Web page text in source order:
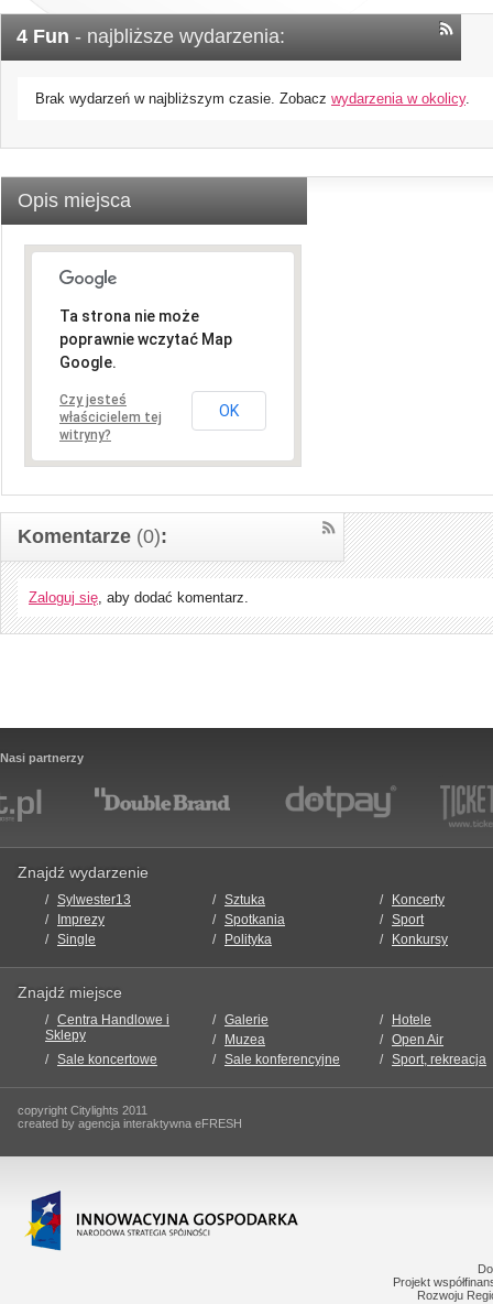
4 Fun - najbliższe wydarzenia:
Brak wydarzeń w najbliższym czasie. Zobacz wydarzenia w okolicy.
Opis miejsca
Ta strona nie może
poprawnie wczytać Map
Google.
Czy jesteś
właścicielem tej
witryny?
OK
Komentarze (0):
Zaloguj się, aby dodać komentarz.
Nasi partnerzy
Znajdź wydarzenie
Sylwester13 Sztuka
Koncerty
Imprezy
Spotkania
Sport
Single
Polityka Konkursy
Znajdź miejsce
Centra Handlowe i
Sklepy
Galerie
Hotele
Muzea
Open Air
Sale koncertowe
Sale konferencyjne Sport, rekreacja
copyright Citylights 2011
created by agencja interaktywna eFRESH
Projekt
Rozwoju